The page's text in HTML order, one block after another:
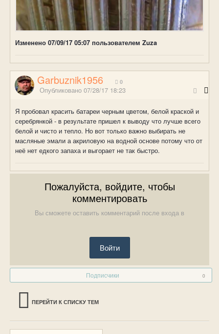
Изменено 07/09/17 05:07 пользователем Zuza
Garbuznik1956 0
Опубликовано 07/28/17 18:23
Я пробовал красить батареи черным цветом, белой краской и
серебрянкой - в результате пришел к выводу что лучше всего
белой и чисто и тепло. Но вот только важно выбирать не
масляные эмали а акриловую на водной основе потому что от
неё нет едкого запаха и выгорает не так быстро.
Пожалуйста, войдите, чтобы
комментировать
Вы сможете оставить комментарий после входа в
Войти
Подписчики 0
ПЕРЕЙТИ К СПИСКУ ТЕМ